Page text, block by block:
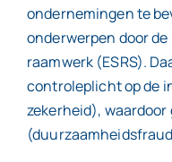
ondernemingen te
onderwerpen door
raamwerk (ESRS).
controleplicht op de
zekerheid),